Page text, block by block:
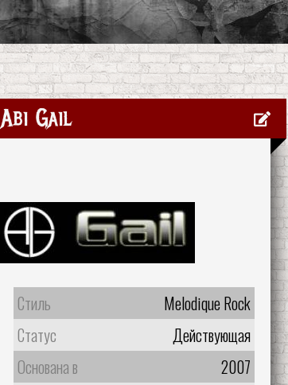
Abi Gail
Стиль
Melodique Rock
Статус
Действующая
Основана в
2007